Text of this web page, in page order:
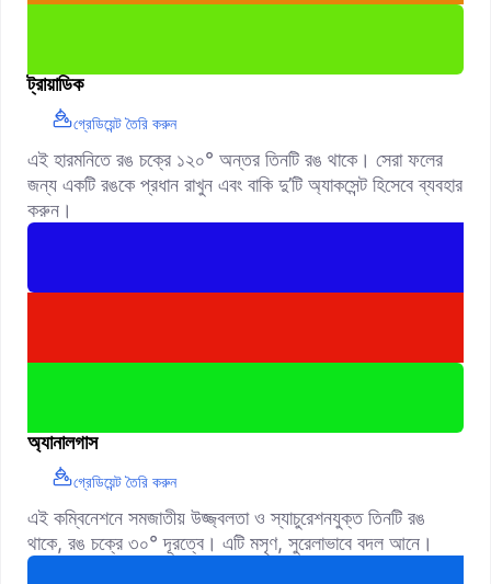
ট্রায়াডিক
গ্রেডিয়েন্ট তৈরি করুন
এই হারমনিতে রঙ চক্রে ১২০° অন্তর তিনটি রঙ থাকে। সেরা ফলের
জন্য একটি রঙকে প্রধান রাখুন এবং বাকি দু’টি অ্যাকসেন্ট হিসেবে ব্যবহার
করুন।
অ্যানালগাস
গ্রেডিয়েন্ট তৈরি করুন
এই কম্বিনেশনে সমজাতীয় উজ্জ্বলতা ও স্যাচুরেশনযুক্ত তিনটি রঙ
থাকে, রঙ চক্রে ৩০° দূরত্বে। এটি মসৃণ, সুরেলাভাবে বদল আনে।